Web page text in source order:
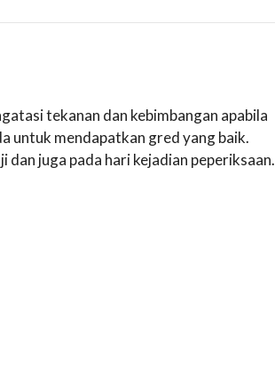
tekanan dan kebimbangan apabila
untuk mendapatkan gred yang baik.
dan juga pada hari kejadian peperiksaan.